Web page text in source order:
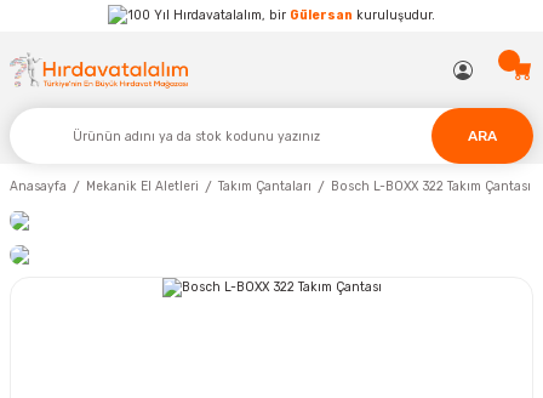
Hırdavatalalım, bir Gülersan kuruluşudur.
ARA
Anasayfa Mekanik El Aletleri Takım Çantaları Bosch L-BOXX 322 Takım Çantası